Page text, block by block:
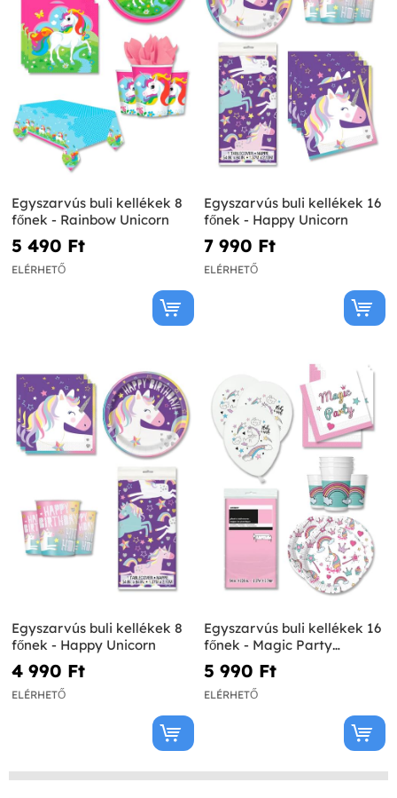
Egyszarvús buli kellékek 8
főnek - Rainbow Unicorn
5 490 Ft‎
ELÉRHETŐ
Egyszarvús buli kellékek 16
főnek - Happy Unicorn
7 990 Ft‎
ELÉRHETŐ
Egyszarvús buli kellékek 8
főnek - Happy Unicorn
4 990 Ft‎
ELÉRHETŐ
Egyszarvús buli kellékek 16
főnek - Magic Party
Collection
5 990 Ft‎
ELÉRHETŐ